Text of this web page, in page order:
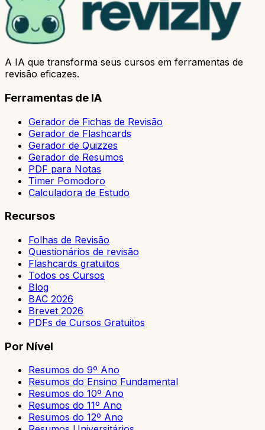
A IA que transforma seus cursos em ferramentas de
revisão eficazes.
Ferramentas de IA
Gerador de Fichas de Revisão
Gerador de Flashcards
Gerador de Quizzes
Gerador de Resumos
PDF para Notas
Timer Pomodoro
Calculadora de Estudo
Recursos
Folhas de Revisão
Questionários de revisão
Flashcards gratuitos
Todos os Cursos
Blog
BAC 2026
Brevet 2026
PDFs de Cursos Gratuitos
Por Nível
Resumos do 9º Ano
Resumos do Ensino Fundamental
Resumos do 10º Ano
Resumos do 11º Ano
Resumos do 12º Ano